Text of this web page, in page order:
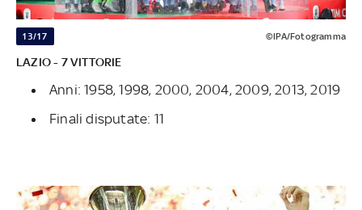
13/17 ©IPA/Fotogramma
LAZIO - 7 VITTORIE
Anni: 1958, 1998, 2000, 2004, 2009, 2013, 2019
Finali disputate: 11